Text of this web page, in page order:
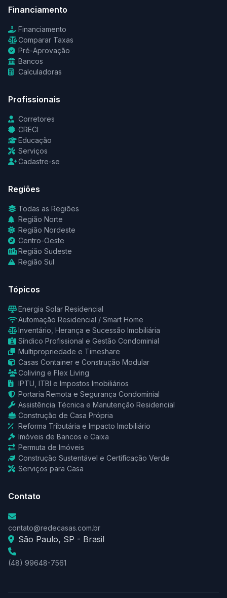
Financiamento
Financiamento
Comparar Taxas
Pré-Aprovação
Bancos
Calculadoras
Profissionais
Corretores
CRECI
Educação
Serviços
Cadastre-se
Regiões
Todas as Regiões
Região Norte
Região Nordeste
Centro-Oeste
Região Sudeste
Região Sul
Tópicos
Energia Solar Residencial
Automação Residencial / Smart Home
Inventário, Herança e Sucessão Imobiliária
Síndico Profissional e Gestão Condominial
Multipropriedade e Timeshare
Casas Container e Construção Modular
Coliving e Flex Living
IPTU, ITBI e Impostos Imobiliários
Portaria Remota e Segurança Condominial
Assistência Técnica e Manutenção Residencial
Construção de Casa Própria
Reforma Tributária e Impacto Imobiliário
Imóveis de Bancos e Caixa
Permuta de Imóveis
Construção Sustentável e Certificação Verde
Serviços para Casa
Contato
contato@redecasas.com.br
São Paulo, SP - Brasil
(48) 99648-7561